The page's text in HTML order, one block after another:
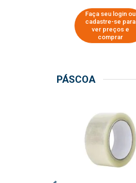
Faça seu login ou
cadastre-se para
ver preços e
comprar
PÁSCOA